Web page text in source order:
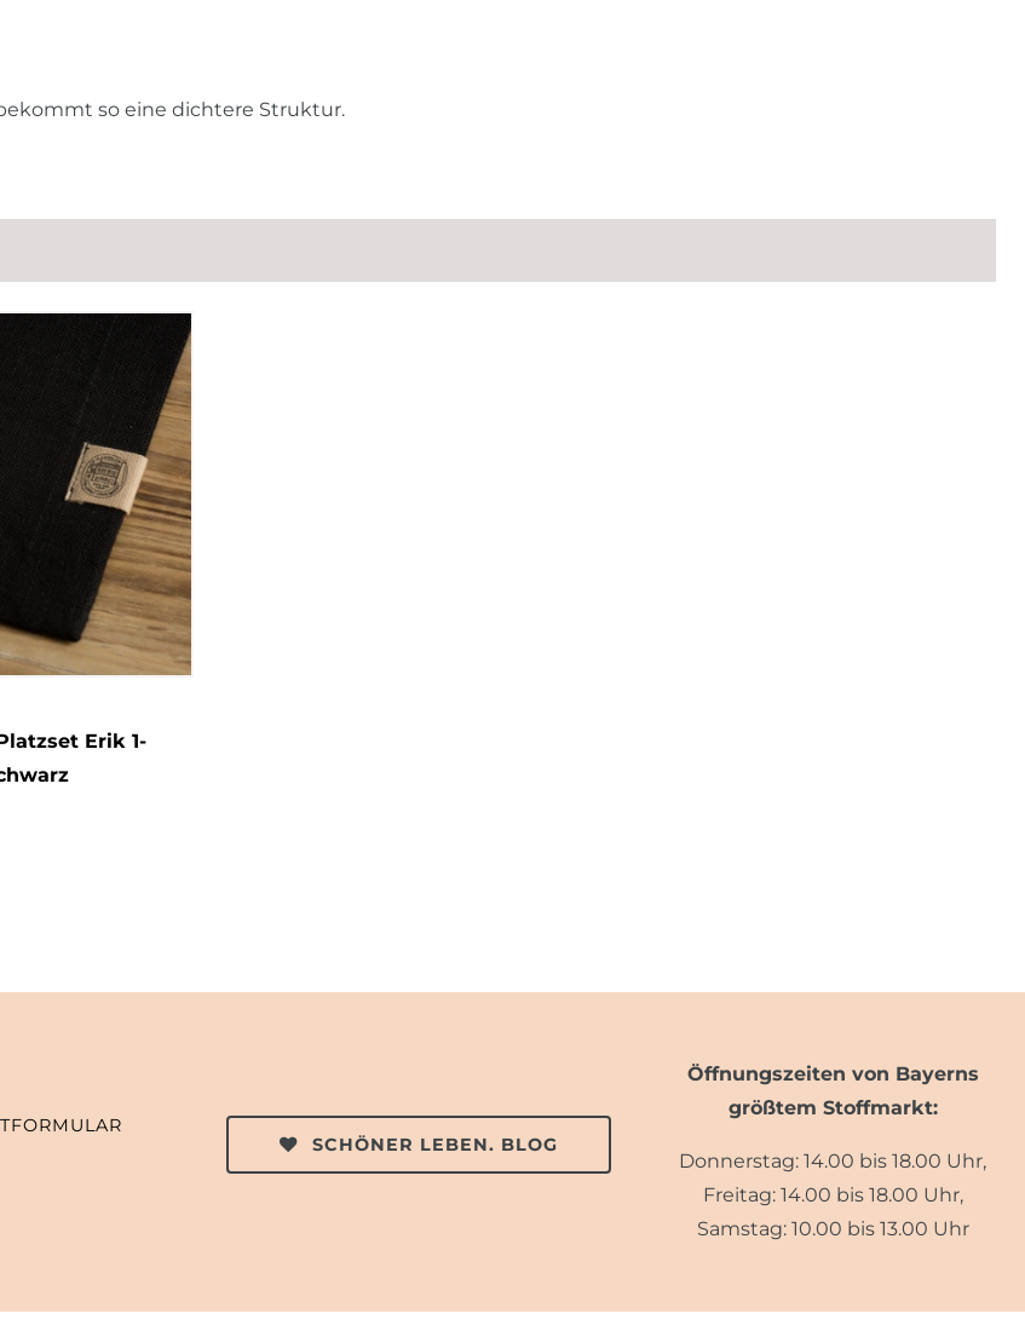
so eine dichtere Struktur.
Erik 1-
SCHÖNER LEBEN. BLOG
Öffnungszeiten von Bayerns
größtem Stoffmarkt:
Donnerstag: 14.00 bis 18.00 Uhr,
Freitag: 14.00 bis 18.00 Uhr,
Samstag: 10.00 bis 13.00 Uhr